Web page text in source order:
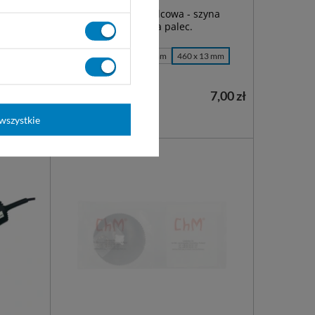
Aluminiowa szyna palcowa - szyna
Zimmera stabilizująca palec.
200 x 15 mm 500 x 20 mm
460 x 13 mm
460 x 18 mm
7,00 zł